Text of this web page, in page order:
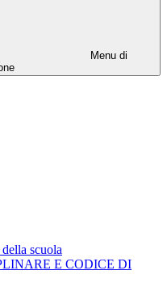
Menu di
scuola
E CODICE DI